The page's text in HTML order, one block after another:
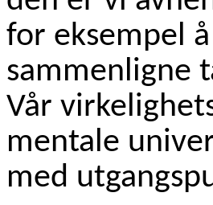
for eksempel
sammenligne
Vår
mentale
med